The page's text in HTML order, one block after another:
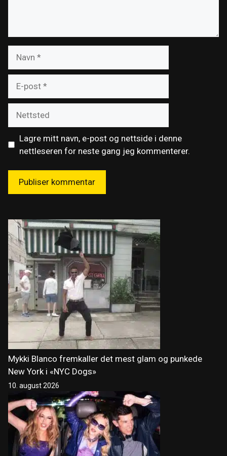
post
Lagre mitt navn, e-post og nettside i denne
nettleseren for neste gang jeg kommenterer.
Mykki Blanco fremkaller det mest glam og punkede
New York i «NYC Dogs»
10. august 2026